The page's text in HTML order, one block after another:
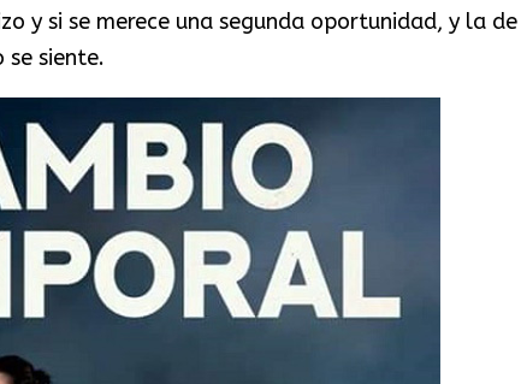
y si se merece una segunda oportunidad, y la
siente.